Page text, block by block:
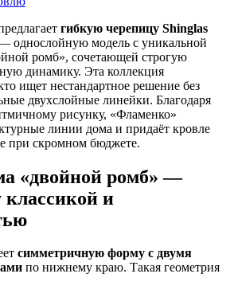
гибкую черепицу Shinglas
однослойную модель с уникальной
ромб», сочетающей строгую
динамику. Эта коллекция
ищет нестандартное решение без
двухслойные линейки. Благодаря
рисунку, «Фламенко»
линии дома и придаёт кровле
при скромном бюджете.
«двойной ромб» —
классикой и
симметричную форму с двумя
по нижнему краю. Такая геометрия